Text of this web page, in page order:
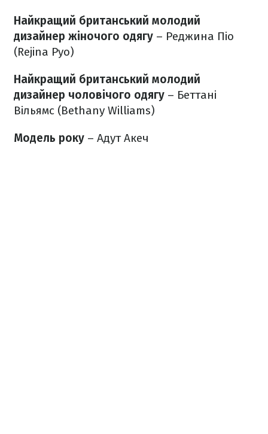
Найкращий британський молодий
дизайнер жіночого одягу – Реджина Піо
(Rejina Pyo)
Найкращий британський молодий
дизайнер чоловічого одягу – Беттані
Вільямс (Bethany Williams)
Модель року – Адут Акеч